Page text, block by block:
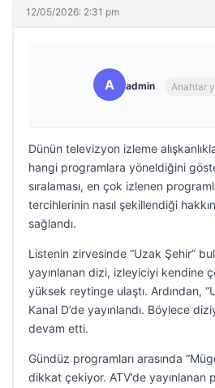
12/05/2026: 2:31 pm
A admin Anahtar
Dünün televizyon izleme
hangi programlara yöneldiğini
sıralaması, en çok izlenen
tercihlerinin nasıl şekillendiği
sağlandı.
Listenin zirvesinde “Uzak Şehir”
yayınlanan dizi, izleyiciyi kendine
yüksek reytinge ulaştı. Ardından,
Kanal D’de yayınlandı. Böylece
devam etti.
Gündüz programları arasında
dikkat çekiyor. ATV’de yayınlanan